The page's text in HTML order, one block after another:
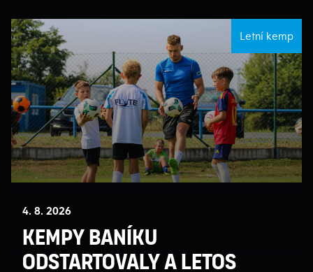
Letní kemp
4. 8. 2026
Kempy Baníku
odstartovaly a letos